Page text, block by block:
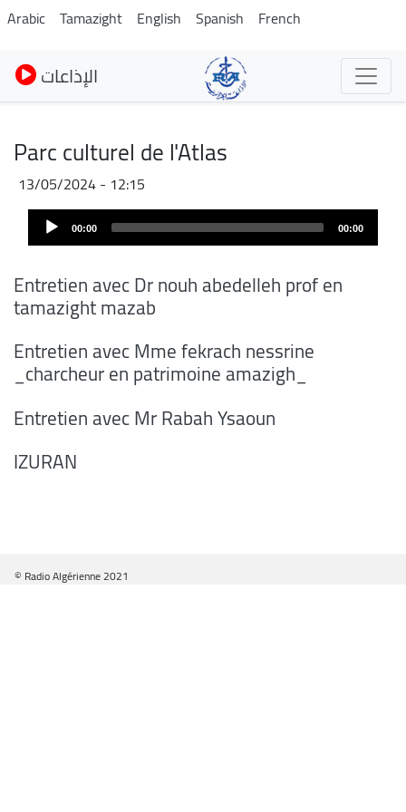
Skip
to
main
content
Arabic Tamazight English Spanish French
الإذاعات
Parc culturel de l'Atlas
13/05/2024 - 12:15
Audio
Player 00:00 00:00
Entretien avec Dr nouh abedelleh prof en
tamazight mazab
Entretien avec Mme fekrach nessrine
_charcheur en patrimoine amazigh_
Entretien avec Mr Rabah Ysaoun
IZURAN
© Radio Algérienne 2021